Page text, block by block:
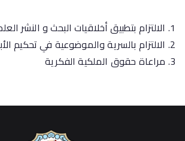
1. الالتزام بتطبيق أخلاقيات البحث و النشر العلمي
2. الالتزام بالسرية والموضوعية في تحكيم الأبحاث العلمية
3. مراعاة حقوق الملكية الفكرية